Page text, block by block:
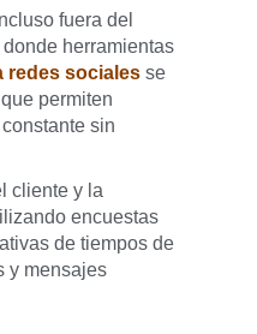
fuera del
herramientas
redes sociales se
permiten
sin
cliente y la
encuestas
de tiempos de
y mensajes